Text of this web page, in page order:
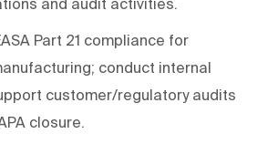
and audit activities.
Part 21 compliance for
conduct internal
customer/regulatory audits
closure.